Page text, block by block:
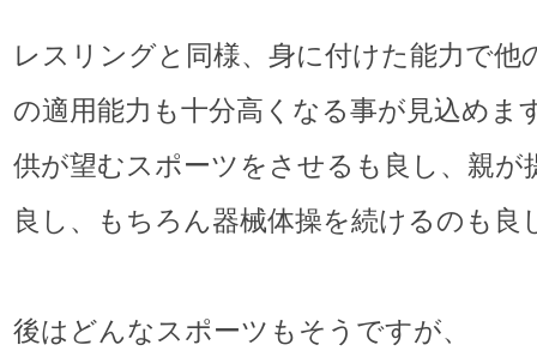
レスリングと同様、身に付けた能力で他
の適用能力も十分高くなる事が見込めま
供が望むスポーツをさせるも良し、親が
良し、もちろん器械体操を続けるのも良
後はどんなスポーツもそうですが、